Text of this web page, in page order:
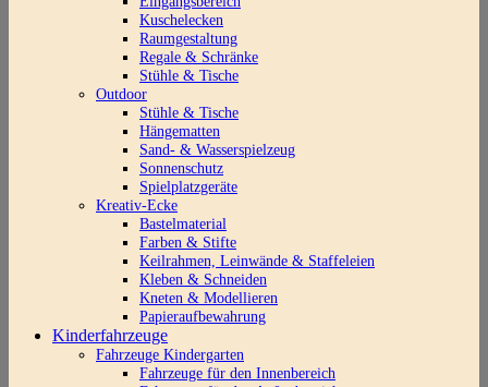
Kuschelecken
Raumgestaltung
Regale & Schränke
Stühle & Tische
Outdoor
Stühle & Tische
Hängematten
Sand- & Wasserspielzeug
Sonnenschutz
Spielplatzgeräte
Kreativ-Ecke
Bastelmaterial
Farben & Stifte
Keilrahmen, Leinwände & Staffeleien
Kleben & Schneiden
Kneten & Modellieren
Papieraufbewahrung
Kinderfahrzeuge
Fahrzeuge Kindergarten
Fahrzeuge für den Innenbereich